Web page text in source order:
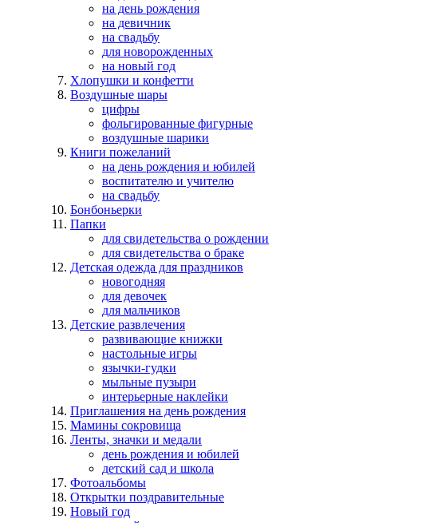
на день рождения
на девичник
на свадьбу
для новорожденных
на новый год
Хлопушки и конфетти
Воздушные шары
цифры
фольгированные фигурные
воздушные шарики
Книги пожеланий
на день рождения и юбилей
воспитателю и учителю
на свадьбу
Бонбоньерки
Папки
для свидетельства о рождении
для свидетельства о браке
Детская одежда для праздников
новогодняя
для девочек
для мальчиков
Детские развлечения
развивающие книжки
настольные игры
язычки-гудки
мыльные пузыри
интерьерные наклейки
Приглашения на день рождения
Мамины сокровища
Ленты, значки и медали
день рождения и юбилей
детский сад и школа
Фотоальбомы
Открытки поздравительные
Новый год